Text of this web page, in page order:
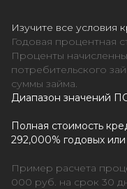
Изучите все условия
Годовая процентная
Проценты
потребительского
суммы займа.
Диапазон значений
Полная стоимость
292,000% годовых
Пример расчета
000 руб. на срок 30